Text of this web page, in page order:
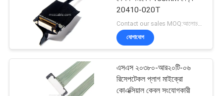
20410-020T
যোগাযোগ
এসএস ২০৩৮০-আর২০টি-০৬
রিসেপটেকল প্লাগ মাইক্রো
কোএক্সিয়াল কেবল সংযোগকারী